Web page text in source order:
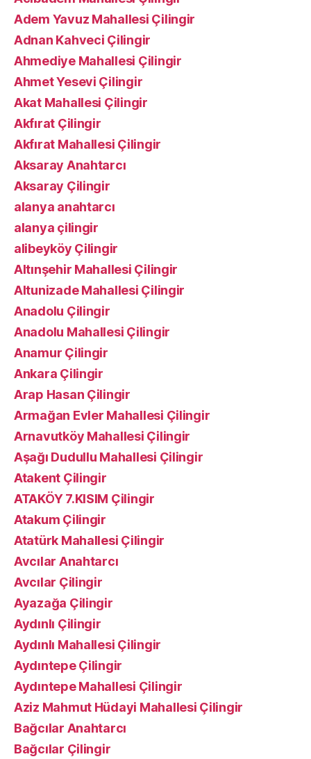
Adem Yavuz Mahallesi Çilingir
Adnan Kahveci Çilingir
Ahmediye Mahallesi Çilingir
Ahmet Yesevi Çilingir
Akat Mahallesi Çilingir
Akfırat Çilingir
Akfırat Mahallesi Çilingir
Aksaray Anahtarcı
Aksaray Çilingir
alanya anahtarcı
alanya çilingir
alibeyköy Çilingir
Altınşehir Mahallesi Çilingir
Altunizade Mahallesi Çilingir
Anadolu Çilingir
Anadolu Mahallesi Çilingir
Anamur Çilingir
Ankara Çilingir
Arap Hasan Çilingir
Armağan Evler Mahallesi Çilingir
Arnavutköy Mahallesi Çilingir
Aşağı Dudullu Mahallesi Çilingir
Atakent Çilingir
ATAKÖY 7.KISIM Çilingir
Atakum Çilingir
Atatürk Mahallesi Çilingir
Avcılar Anahtarcı
Avcılar Çilingir
Ayazağa Çilingir
Aydınlı Çilingir
Aydınlı Mahallesi Çilingir
Aydıntepe Çilingir
Aydıntepe Mahallesi Çilingir
Aziz Mahmut Hüdayi Mahallesi Çilingir
Bağcılar Anahtarcı
Bağcılar Çilingir